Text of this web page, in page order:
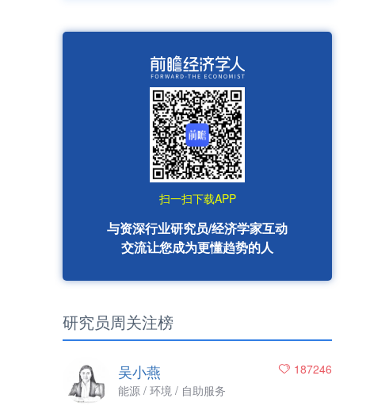
扫一扫下载APP
与资深行业研究员/经济学家互动
交流让您成为更懂趋势的人
研究员周关注榜
187246
吴小燕
能源 / 环境 / 自助服务